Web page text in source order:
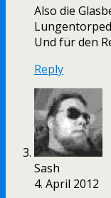
Also die
Und für den
Reply
Sash
4. April 2012